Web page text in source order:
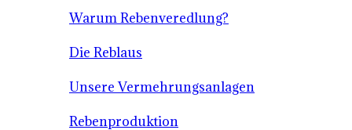
Warum Rebenveredlung?
Die Reblaus
Unsere Vermehrungsanlagen
Rebenproduktion